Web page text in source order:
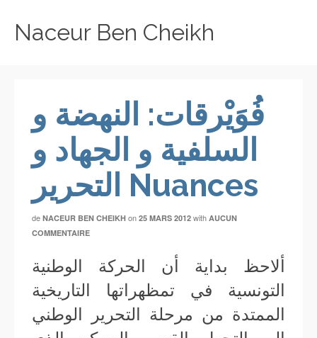
Naceur Ben Cheikh
فُوَيْرقات: النهضة و
السلفية و الجهاد و
التحرير Nuances
de NACEUR BEN CHEIKH on 25 MARS 2012 with AUCUN
COMMENTAIRE
ألاحظ بداية أن الحركة الوطنية
التونسية في تمظهراتها التاريخية
الممتدة من مرحلة التحرير الوطني